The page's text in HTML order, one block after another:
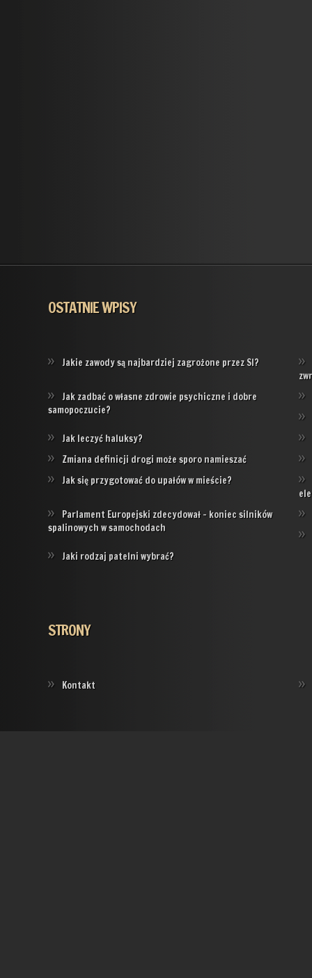
OSTATNIE WPISY
Jakie zawody są najbardziej zagrożone przez SI?
Jak zadbać o własne zdrowie psychiczne i dobre
samopoczucie?
Jak leczyć haluksy?
Zmiana definicji drogi może sporo namieszać
Jak się przygotować do upałów w mieście?
Parlament Europejski zdecydował – koniec silników
spalinowych w samochodach
Jaki rodzaj patelni wybrać?
STRONY
Kontakt